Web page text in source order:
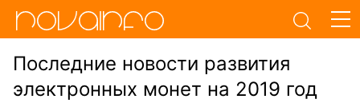
Последние новости развития
электронных монет на 2019 год